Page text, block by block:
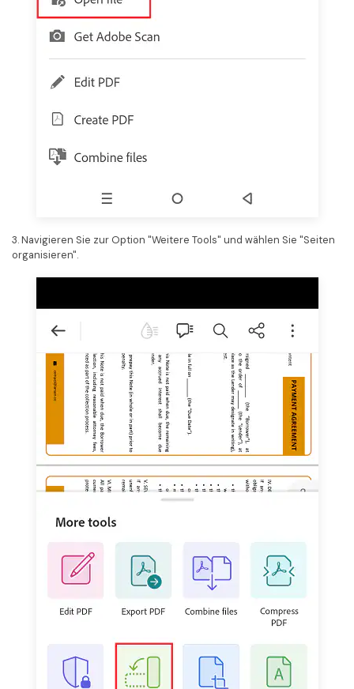
3. Navigieren Sie zur Option "Weitere Tools" und wählen Sie "Seiten
organisieren".